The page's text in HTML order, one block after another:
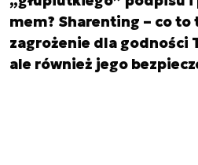
mem? Sharenting – co to
zagrożenie dla godności
ale również jego